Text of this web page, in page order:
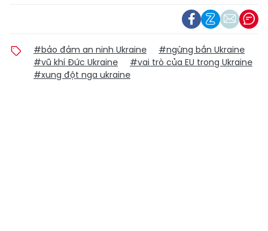
#bảo đảm an ninh Ukraine
#ngừng bắn Ukraine
#vũ khí Đức Ukraine
#vai trò của EU trong Ukraine
#xung đột nga ukraine